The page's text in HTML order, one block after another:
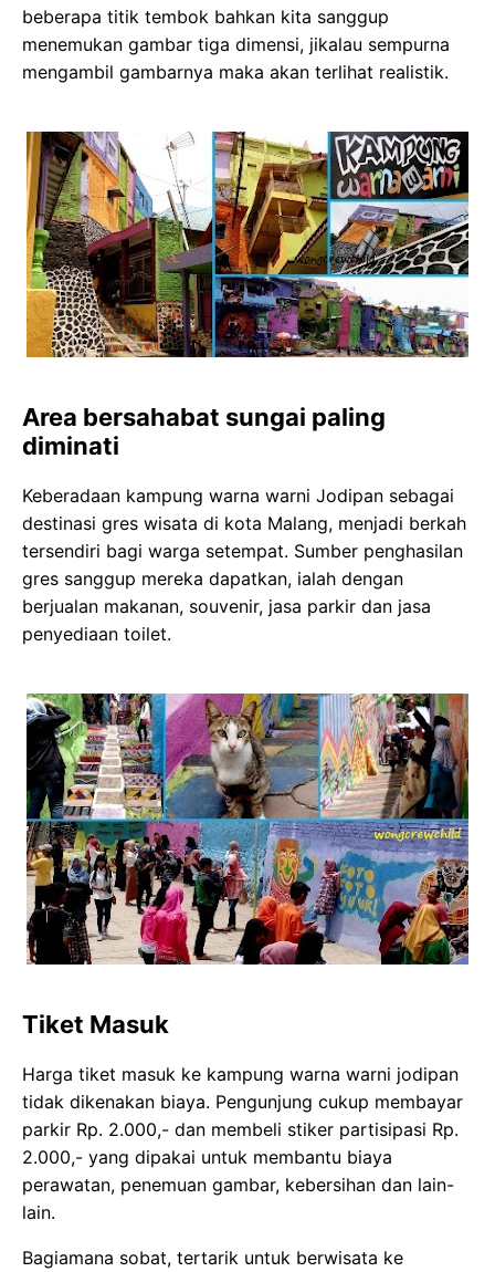
beberapa titik tembok bahkan kita sanggup
menemukan gambar tiga dimensi, jikalau sempurna
mengambil gambarnya maka akan terlihat realistik.
Area bersahabat sungai paling
diminati
Keberadaan kampung warna warni Jodipan sebagai
destinasi gres wisata di kota Malang, menjadi berkah
tersendiri bagi warga setempat. Sumber penghasilan
gres sanggup mereka dapatkan, ialah dengan
berjualan makanan, souvenir, jasa parkir dan jasa
penyediaan toilet.
Tiket Masuk
Harga tiket masuk ke kampung warna warni jodipan
tidak dikenakan biaya. Pengunjung cukup membayar
parkir Rp. 2.000,- dan membeli stiker partisipasi Rp.
2.000,- yang dipakai untuk membantu biaya
perawatan, penemuan gambar, kebersihan dan lain-
lain.
Bagiamana sobat, tertarik untuk berwisata ke